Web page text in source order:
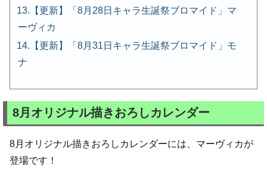
【更新】「8月28日キャラ生誕祭ブロマイド」マ
ーヴィカ
【更新】「8月31日キャラ生誕祭ブロマイド」モ
ナ
8月オリジナル描きおろしカレンダー
8月オリジナル描きおろしカレンダーには、マーヴィカが
登場です！